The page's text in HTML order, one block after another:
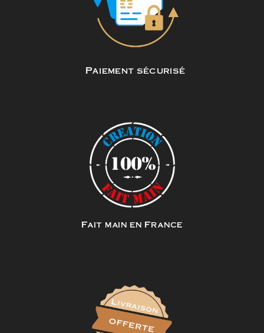
Paiement sécurisé
Fait main en France